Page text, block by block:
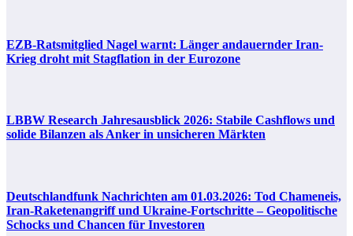
EZB-Ratsmitglied Nagel warnt: Länger andauernder Iran-
Krieg droht mit Stagflation in der Eurozone
LBBW Research Jahresausblick 2026: Stabile Cashflows und
solide Bilanzen als Anker in unsicheren Märkten
Deutschlandfunk Nachrichten am 01.03.2026: Tod Chameneis,
Iran-Raketenangriff und Ukraine-Fortschritte – Geopolitische
Schocks und Chancen für Investoren